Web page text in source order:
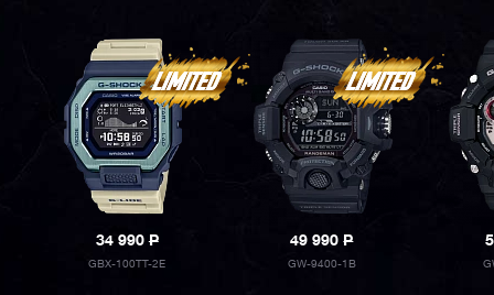
34 990P
GBX-100TT-2E
49 990P
GW-9400-1B